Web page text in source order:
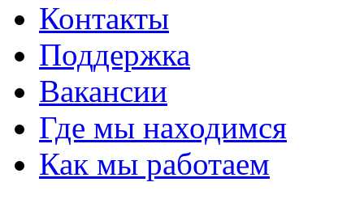
Контакты
Поддержка
Вакансии
Где мы находимся
Как мы работаем